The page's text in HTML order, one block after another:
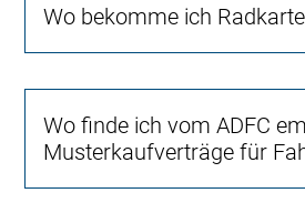
Wo bekomme ich
Wo finde ich vom ADFC
Musterkaufverträge für